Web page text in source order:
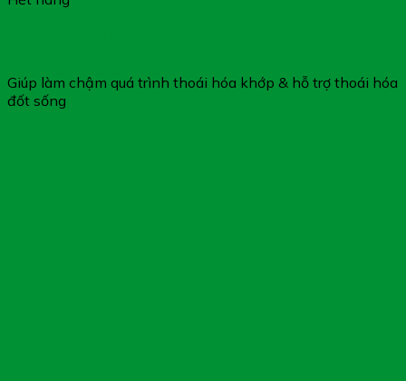
Giúp làm chậm quá trình thoái hóa khớp & hỗ trợ thoái hóa
đốt sống